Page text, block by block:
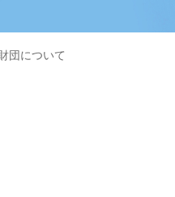
団について